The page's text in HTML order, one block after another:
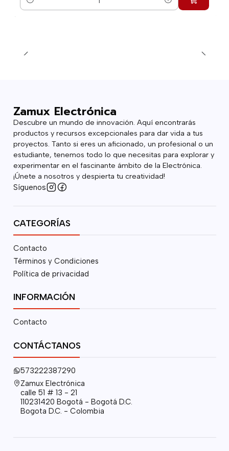
Cantidad
Zamux Electrónica
Descubre un mundo de innovación. Aquí encontrarás
productos y recursos excepcionales para dar vida a tus
proyectos. Tanto si eres un aficionado, un profesional o un
estudiante, tenemos todo lo que necesitas para explorar y
experimentar en el fascinante ámbito de la Electrónica.
¡Únete a nosotros y despierta tu creatividad!
Síguenos
CATEGORÍAS
Contacto
Términos y Condiciones
Política de privacidad
INFORMACIÓN
Contacto
CONTÁCTANOS
573222387290
Zamux Electrónica
calle 51 # 13 - 21
110231420 Bogotá - Bogotá D.C.
Bogota D.C. - Colombia